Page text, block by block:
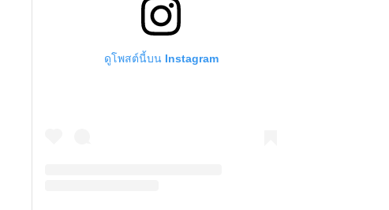
ดูโพสต์นี้บน Instagram